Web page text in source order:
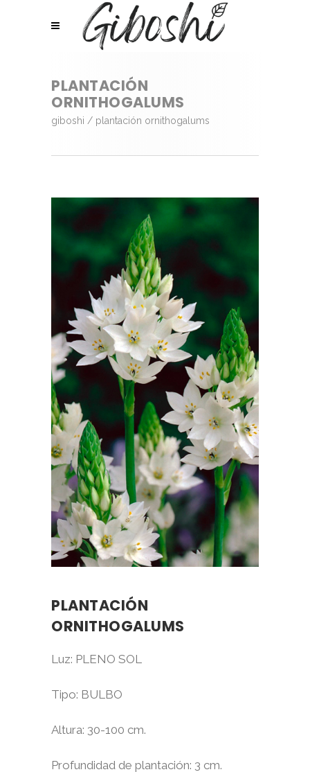
PLANTACIÓN
ORNITHOGALUMS
giboshi / plantación ornithogalums
PLANTACIÓN
ORNITHOGALUMS
Luz: PLENO SOL
Tipo: BULBO
Altura: 30-100 cm.
Profundidad de plantación: 3 cm.